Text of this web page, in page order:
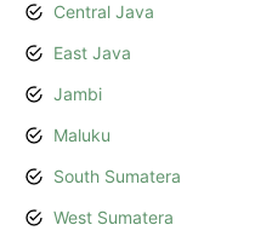
Central Java
East Java
Jambi
Maluku
South Sumatera
West Sumatera